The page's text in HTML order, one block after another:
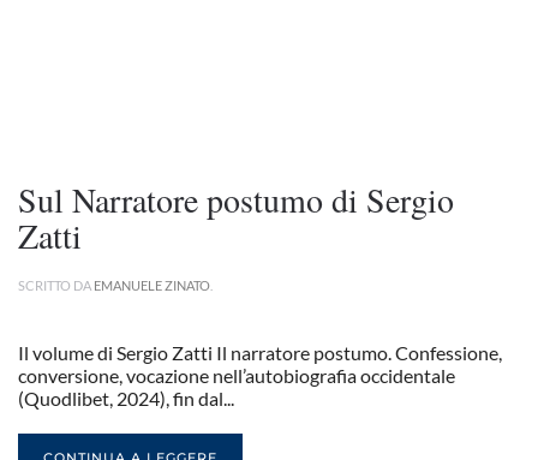
Sul Narratore postumo di Sergio
Zatti
SCRITTO DA EMANUELE ZINATO
Il volume di Sergio Zatti Il narratore postumo. Confessione,
conversione, vocazione nell’autobiografia occidentale
(Quodlibet, 2024), fin dal...